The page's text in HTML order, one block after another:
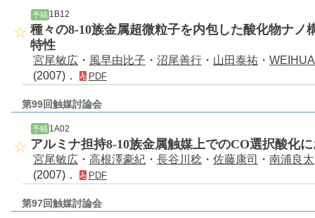
予稿1B12
種々の8-10族金属超微粒子を内包した酸化物ナノ
特性
宮尾敏広 ・ 風早由比子 ・ 沼尾善行 ・ 山田泰祐 ・
(2007)．
PDF
第99回触媒討論会
予稿 1A02
アルミナ担持8-10族金属触媒上でのCO選択酸化
宮尾敏広 ・ 高根澤豪紀 ・ 長谷川稔 ・ 佐藤康司 ・ 南浦良太
(2007)．
PDF
第97回触媒討論会